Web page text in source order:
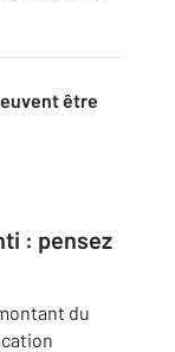
être
: pensez
du